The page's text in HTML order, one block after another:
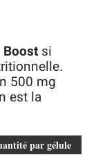
Boost si
500 mg
est la
par gélule